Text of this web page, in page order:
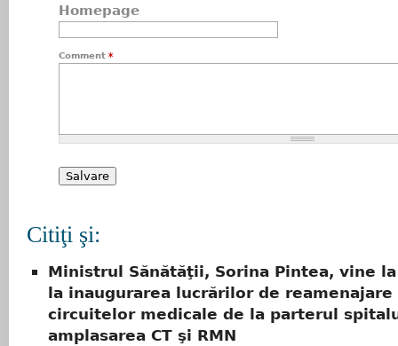
Homepage
Comment *
Citiţi şi:
Ministrul Sănătăţii, Sorina Pintea, vine
la inaugurarea lucrărilor de reamenajare
circuitelor medicale de la parterul
amplasarea CT şi RMN